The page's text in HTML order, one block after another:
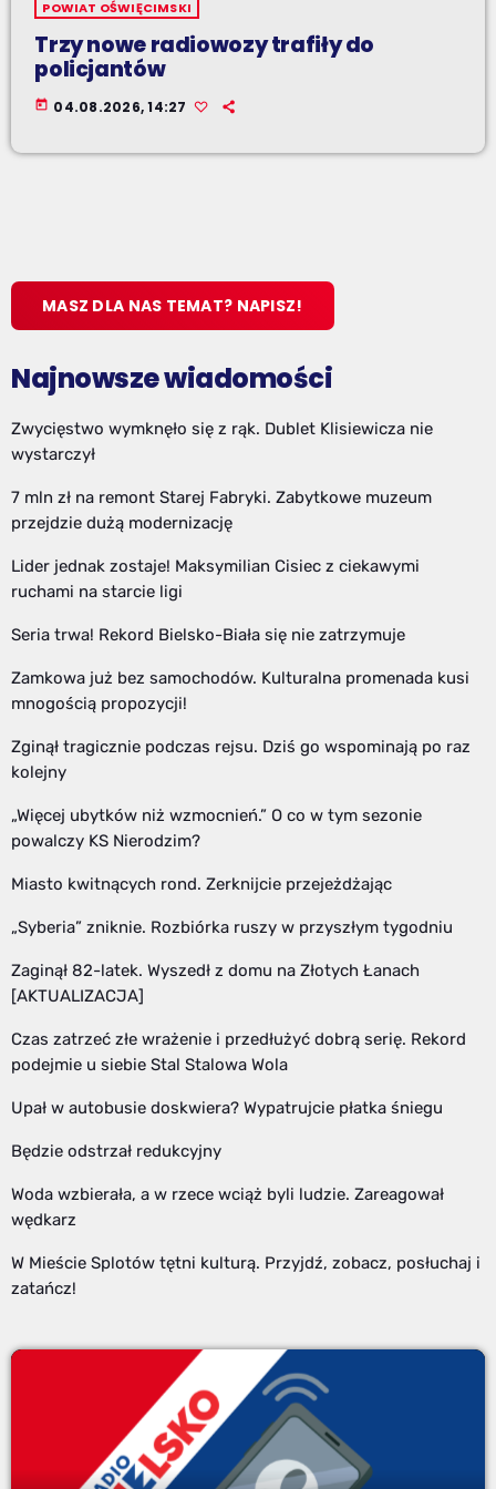
POWIAT OŚWIĘCIMSKI
Trzy nowe radiowozy trafiły do
policjantów
today 04.08.2026, 14:27
MASZ DLA NAS TEMAT? NAPISZ!
Najnowsze wiadomości
Zwycięstwo wymknęło się z rąk. Dublet Klisiewicza nie
wystarczył
7 mln zł na remont Starej Fabryki. Zabytkowe muzeum
przejdzie dużą modernizację
Lider jednak zostaje! Maksymilian Cisiec z ciekawymi
ruchami na starcie ligi
Seria trwa! Rekord Bielsko-Biała się nie zatrzymuje
Zamkowa już bez samochodów. Kulturalna promenada kusi
mnogością propozycji!
Zginął tragicznie podczas rejsu. Dziś go wspominają po raz
kolejny
„Więcej ubytków niż wzmocnień.” O co w tym sezonie
powalczy KS Nierodzim?
Miasto kwitnących rond. Zerknijcie przejeżdżając
„Syberia” zniknie. Rozbiórka ruszy w przyszłym tygodniu
Zaginął 82-latek. Wyszedł z domu na Złotych Łanach
[AKTUALIZACJA]
Czas zatrzeć złe wrażenie i przedłużyć dobrą serię. Rekord
podejmie u siebie Stal Stalowa Wola
Upał w autobusie doskwiera? Wypatrujcie płatka śniegu
Będzie odstrzał redukcyjny
Woda wzbierała, a w rzece wciąż byli ludzie. Zareagował
wędkarz
W Mieście Splotów tętni kulturą. Przyjdź, zobacz, posłuchaj i
zatańcz!